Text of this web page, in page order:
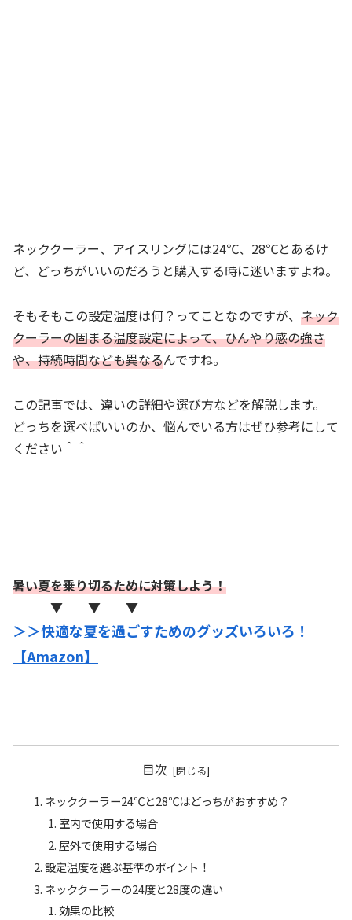
ネッククーラー、アイスリングには24℃、28℃とあるけ
ど、どっちがいいのだろうと購入する時に迷いますよね。
そもそもこの設定温度は何？ってことなのですが、 ネック
クーラーの固まる温度設定によって、ひんやり感の強さ
や、持続時間なども異なるんですね。
この記事では、違いの詳細や選び方などを解説します。
どっちを選べばいいのか、悩んでいる方はぜひ参考にして
ください＾＾
暑い夏を乗り切るために対策しよう！
▼ ▼ ▼
＞＞快適な夏を過ごすためのグッズいろいろ！
【Amazon】
目次
ネッククーラー24℃と28℃はどっちがおすすめ？
室内で使用する場合
屋外で使用する場合
設定温度を選ぶ基準のポイント！
ネッククーラーの24度と28度の違い
効果の比較